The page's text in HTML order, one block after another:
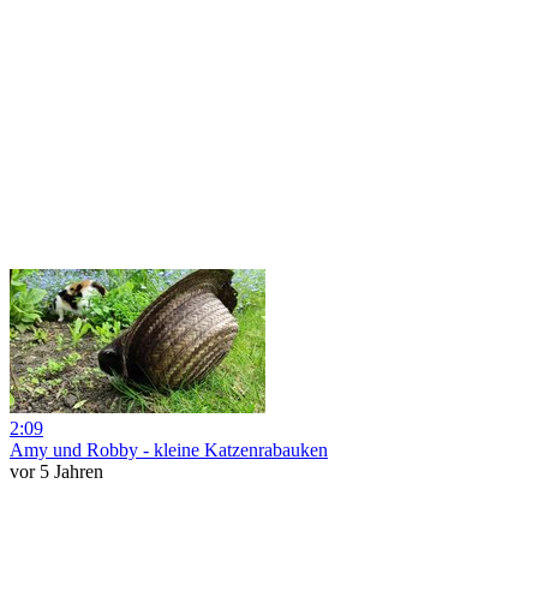
2:09
Amy und Robby - kleine Katzenrabauken
vor 5 Jahren